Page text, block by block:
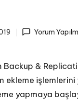
Yorum
&
işlemlerini
yapmaya